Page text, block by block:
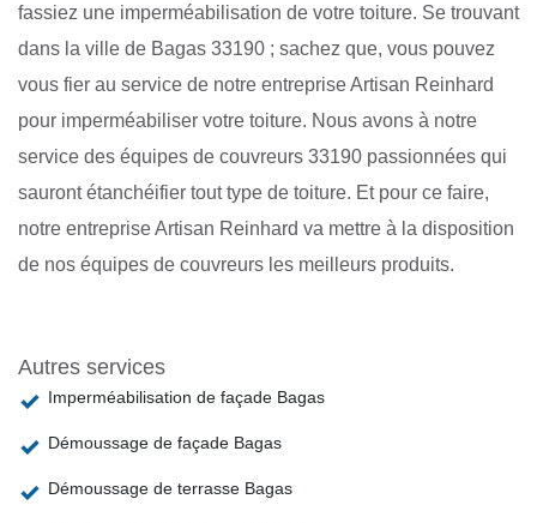
fassiez une imperméabilisation de votre toiture. Se trouvant
dans la ville de Bagas 33190 ; sachez que, vous pouvez
vous fier au service de notre entreprise Artisan Reinhard
pour imperméabiliser votre toiture. Nous avons à notre
service des équipes de couvreurs 33190 passionnées qui
sauront étanchéifier tout type de toiture. Et pour ce faire,
notre entreprise Artisan Reinhard va mettre à la disposition
de nos équipes de couvreurs les meilleurs produits.
Autres services
Imperméabilisation de façade Bagas
Démoussage de façade Bagas
Démoussage de terrasse Bagas